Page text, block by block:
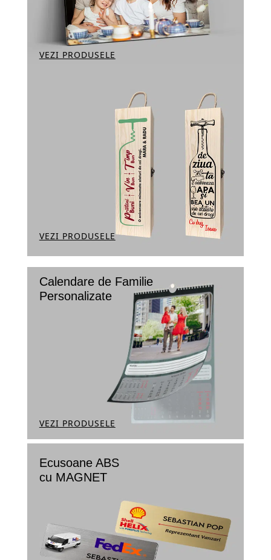
VEZI PRODUSELE
VEZI PRODUSELE
Calendare de Familie
Personalizate
VEZI PRODUSELE
Ecusoane ABS
cu MAGNET